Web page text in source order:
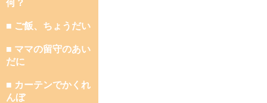
何？
■ ご飯、ちょうだい
■ ママの留守のあい
だに
■ カーテンでかくれ
んぼ